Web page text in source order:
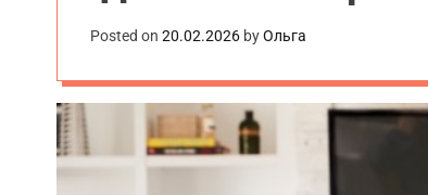
Posted on 20.02.2026 byОльга